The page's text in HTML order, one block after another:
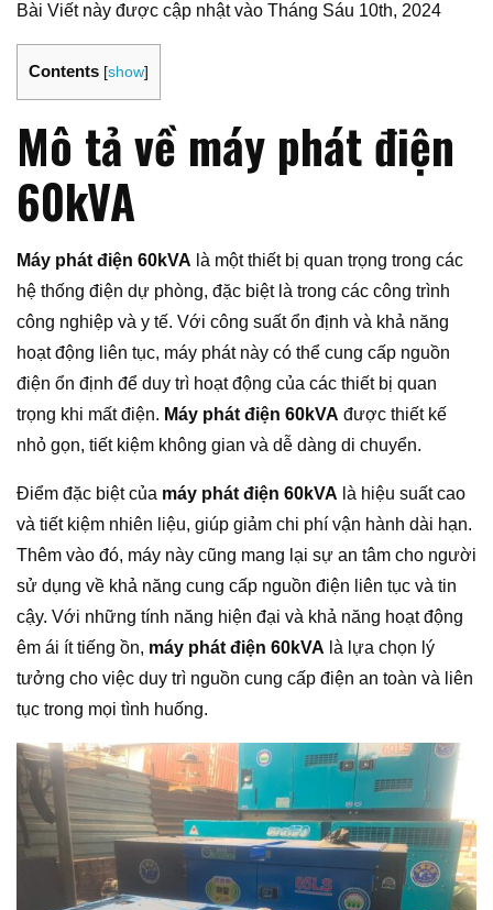
Bài Viết này được cập nhật vào Tháng Sáu 10th, 2024
Contents [show]
Mô tả về máy phát điện
60kVA
Máy phát điện 60kVA là một thiết bị quan trọng trong các
hệ thống điện dự phòng, đặc biệt là trong các công trình
công nghiệp và y tế. Với công suất ổn định và khả năng
hoạt động liên tục, máy phát này có thể cung cấp nguồn
điện ổn định để duy trì hoạt động của các thiết bị quan
trọng khi mất điện. Máy phát điện 60kVA được thiết kế
nhỏ gọn, tiết kiệm không gian và dễ dàng di chuyển.
Điểm đặc biệt của máy phát điện 60kVA là hiệu suất cao
và tiết kiệm nhiên liệu, giúp giảm chi phí vận hành dài hạn.
Thêm vào đó, máy này cũng mang lại sự an tâm cho người
sử dụng về khả năng cung cấp nguồn điện liên tục và tin
cậy. Với những tính năng hiện đại và khả năng hoạt động
êm ái ít tiếng ồn, máy phát điện 60kVA là lựa chọn lý
tưởng cho việc duy trì nguồn cung cấp điện an toàn và liên
tục trong mọi tình huống.